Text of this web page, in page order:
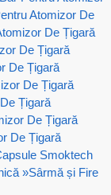
Atomizor De
De Țigară
De Țigară
De Țigară
De Țigară
Țigară
De Țigară
De Țigară
Smoktech
»Sârmă și Fire